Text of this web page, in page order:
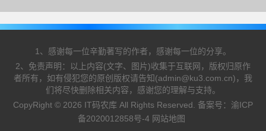
1、感谢每一位辛勤著写的作者，感谢每一位的分享。
2、免责声明：以上内容(文字、图片)收集于互联网，版权归原作
者所有，如有侵犯您的原创版权请告知(admin@ku3.com.cn)，我
们将尽快删除相关内容，感谢您的理解与支持。
CopyRight © 2026 IT码农库 All Rights Reserved. 备案号： 渝ICP
备2020012858号-4 网站地图